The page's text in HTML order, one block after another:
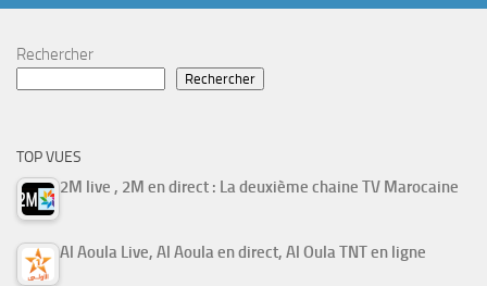
Rechercher
Rechercher
TOP VUES
2M live , 2M en direct : La deuxième chaine TV Marocaine
Al Aoula Live, Al Aoula en direct, Al Oula TNT en ligne